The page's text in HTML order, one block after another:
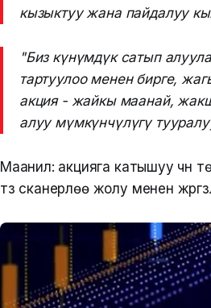
кызыктуу жана пайдалуу
"Биз күнүмдүк сатып
тартуулоо менен бирге,
акция - жайкы маанай,
алуу мүмкүнчүлүгү
Маанилүү: акцияга катышуу
түз сканерлөө жолу менен